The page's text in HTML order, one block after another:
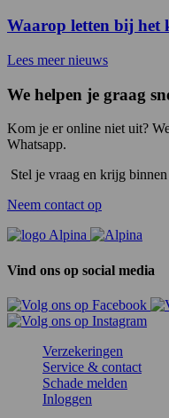
Waarop letten bij het
Lees meer nieuws
We helpen je graag
Kom je er online niet uit?
Whatsapp.
Stel je vraag en krijg
Neem contact op
Vind ons op social media
Verzekeringen
Service & contact
Schade melden
Inloggen